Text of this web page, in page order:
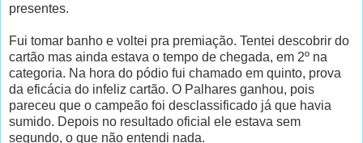
presentes.
Fui tomar banho e voltei pra premiação. Tentei descobrir do
cartão mas ainda estava o tempo de chegada, em 2º na
categoria. Na hora do pódio fui chamado em quinto, prova
da eficácia do infeliz cartão. O Palhares ganhou, pois
pareceu que o campeão foi desclassificado já que havia
sumido. Depois no resultado oficial ele estava sem
segundo, o que não entendi nada.